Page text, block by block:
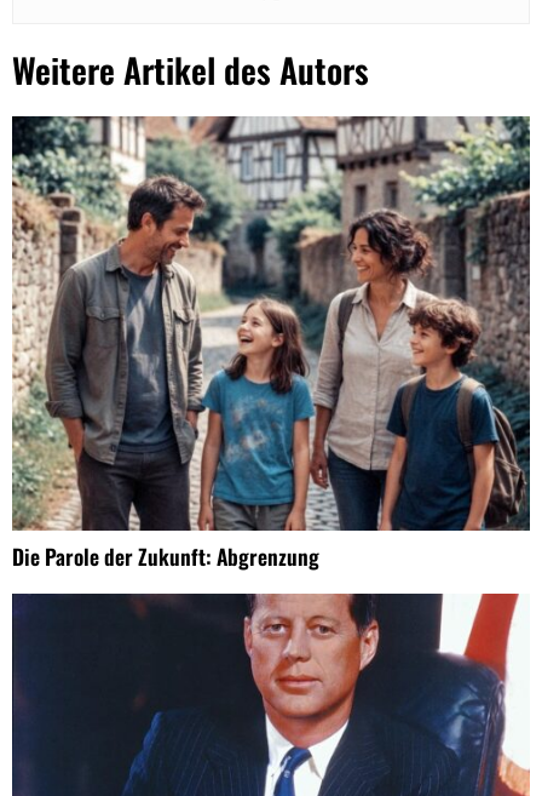
Weitere Artikel des Autors
Die Parole der Zukunft: Abgrenzung